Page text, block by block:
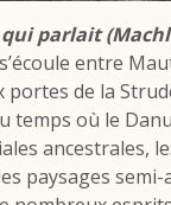
qui parlait
entre
portes de la
temps où le
ancestrales,
paysages